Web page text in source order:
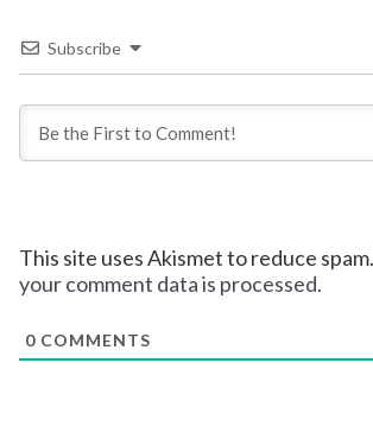
Subscribe
This site uses Akismet to reduce spam.
your comment data is processed.
0 COMMENTS